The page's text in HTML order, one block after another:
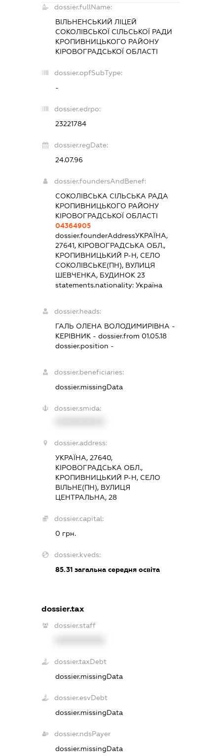
dossier.fullName:
ВІЛЬНЕНСЬКИЙ ЛІЦЕЙ
СОКОЛІВСЬКОЇ СІЛЬСЬКОЇ РАДИ
КРОПИВНИЦЬКОГО РАЙОНУ
КІРОВОГРАДСЬКОЇ ОБЛАСТІ
dossier.opfSubType:
-
dossier.edrpo:
23221784
dossier.regDate:
24.07.96
dossier.foundersAndBenef:
СОКОЛІВСЬКА СІЛЬСЬКА РАДА
КРОПИВНИЦЬКОГО РАЙОНУ
КІРОВОГРАДСЬКОЇ ОБЛАСТІ
04364905
dossier.founderAddressУКРАЇНА,
27641, КІРОВОГРАДСЬКА ОБЛ.,
КРОПИВНИЦЬКИЙ Р-Н, СЕЛО
СОКОЛІВСЬКЕ(ПН), ВУЛИЦЯ
ШЕВЧЕНКА, БУДИНОК 23
statements.nationality:Україна
dossier.heads:
ГАЛЬ ОЛЕНА ВОЛОДИМИРІВНА -
КЕРІВНИК - dossier.from 01.05.18
dossier.position -
dossier.beneficiaries:
dossier.missingData
dossier.smida:
dossier.address:
УКРАЇНА, 27640,
КІРОВОГРАДСЬКА ОБЛ.,
КРОПИВНИЦЬКИЙ Р-Н, СЕЛО
ВІЛЬНЕ(ПН), ВУЛИЦЯ
ЦЕНТРАЛЬНА, 28
dossier.capital:
0 грн.
dossier.kveds:
85.31 загальна середня освіта
dossier.tax
dossier.staff
dossier.taxDebt
dossier.missingData
dossier.esvDebt
dossier.missingData
dossier.ndsPayer
dossier.missingData